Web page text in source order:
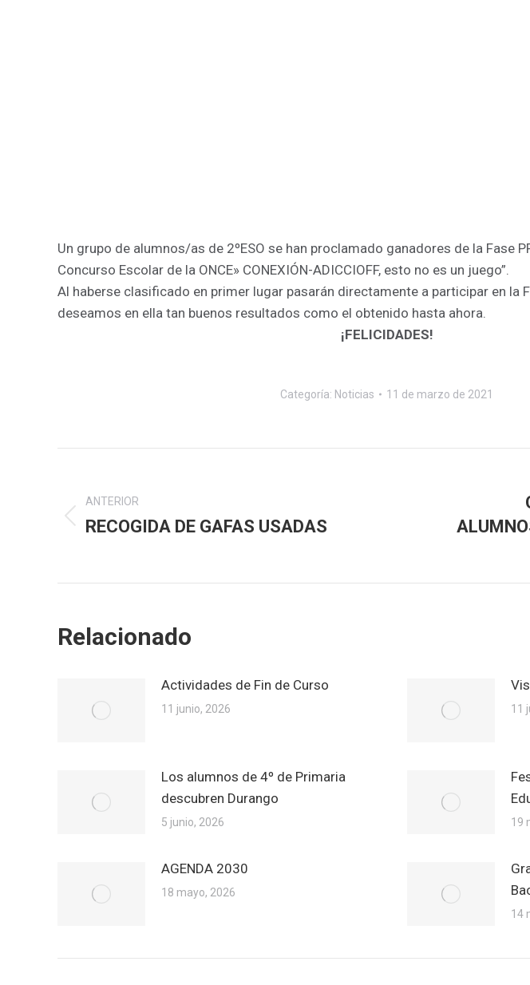
Un grupo de alumnos/as de 2ºESO se han proclamado ganadores de la Fase
Concurso Escolar de la ONCE» CONEXIÓN-ADICCIOFF, esto no es un juego”.
Al haberse clasificado en primer lugar pasarán directamente a participar en la
deseamos en ella tan buenos resultados como el obtenido hasta ahora.
¡FELICIDADES!
Categoría: Noticias 11 de marzo de 2021
entre
publicaciones
ANTERIOR
Publicación
RECOGIDA DE GAFAS USADAS
Publicación
Relacionado
Actividades de Fin de Curso
11 junio, 2026 11
Los alumnos de 4º de Primaria
descubren Durango
5 junio, 2026 19
AGENDA 2030
18 mayo, 2026
14